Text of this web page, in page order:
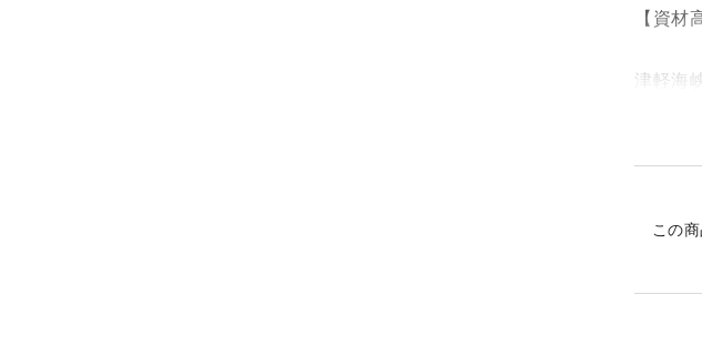
【資材
津軽海
まって
ますが
産地直
この